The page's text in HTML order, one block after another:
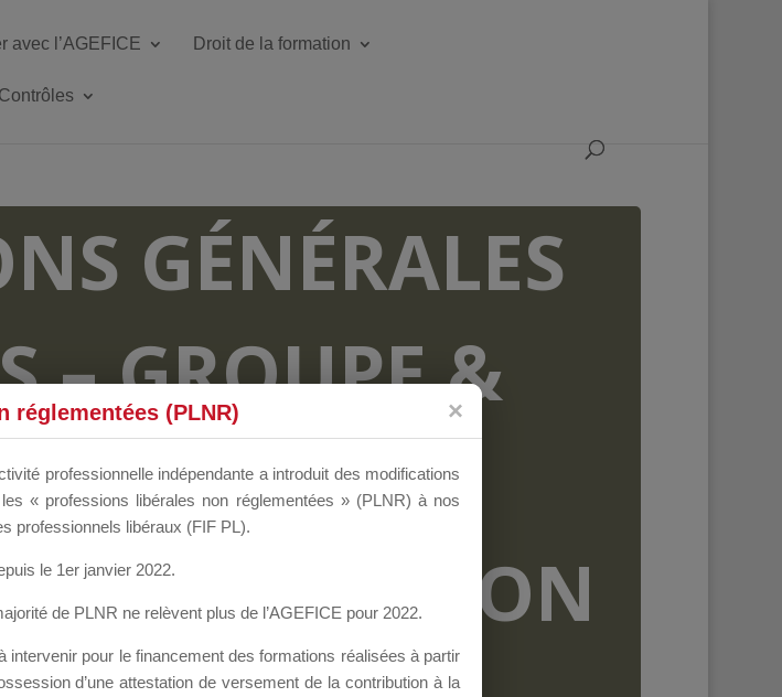
avec l’AGEFICE Droit de la formation
Contrôles
GÉNÉRALES
– GROUPE &
AUX
FORMATION
réglementées (PLNR)
professionnelle indépendante a introduit des modifications
« professions libérales non réglementées » (PLNR) à nos
professionnels libéraux (FIF PL).
le 1er janvier 2022.
de PLNR ne relèvent plus de l’AGEFICE pour 2022.
intervenir pour le financement des formations réalisées à partir
d’une attestation de versement de la contribution à la